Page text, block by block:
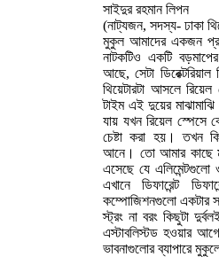
সাইদুর রহমান লিপন
(নাট্যজন, সদস্য- ঢাকা
মুকুল আমাদের একজন
নাটকটিও একটি
আছে, সেটা
থিয়েটারটা আসলে
টাইম এই দুয়ের
যায় যখন রিয়েল স্পেসে
চেষ্টা করা হয়। তখন
আনে। তো আমার কাছে
এসেছে যে
এখানে ডিফারেন্ট
কম্পোজিশনগুলো একটার
স্ট্রং না বরং কিছুটা
এস্টাবলিস্টড হওয়ার
ভাবনাগুলোর ব্যাপারে